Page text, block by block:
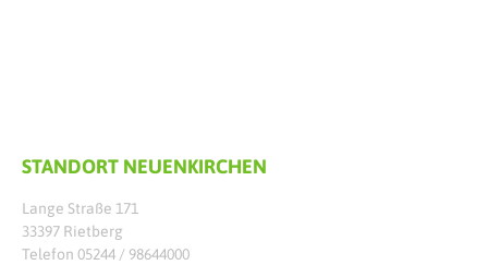
STANDORT NEUENKIRCHEN
Lange Straße 171
33397 Rietberg
Telefon 05244 / 98644000